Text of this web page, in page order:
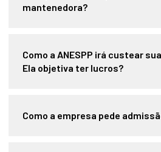
mantenedora?
Como a ANESPP irá custear
Ela objetiva ter lucros?
Como a empresa pede